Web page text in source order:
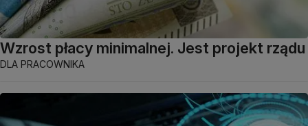
Wzrost płacy minimalnej. Jest projekt rządu
DLA PRACOWNIKA